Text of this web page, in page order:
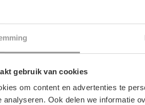
gebruik van cookies
om content en advertenties te
analyseren. Ook delen we informatie